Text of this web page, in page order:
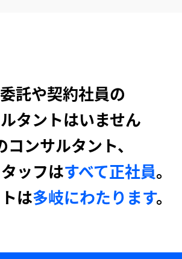
託や契約社員の
タントはいません
コンサルタント、
ッフはすべて正社員。
は多岐にわたります。